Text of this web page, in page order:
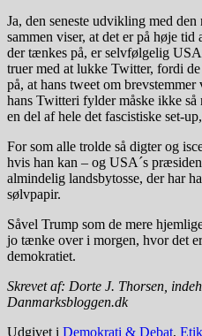
Ja, den seneste udvikling med
sammen viser, at det er på høje tid
der tænkes på, er selvfølgelig
truer med at lukke Twitter, fordi
på, at hans tweet om
hans Twitteri fylder måske ikke
en del af hele det fascistiske set-
For som alle trolde så digter og
hvis han kan – og USA´s
almindelig landsbytosse, der har
sølvpapir.
Såvel Trump som de mere
jo tænke over i morgen, hvor det
demokratiet.
Skrevet af: Dorte J. Thorsen,
Danmarksbloggen.dk
Udgivet i Demokrati & Debat,